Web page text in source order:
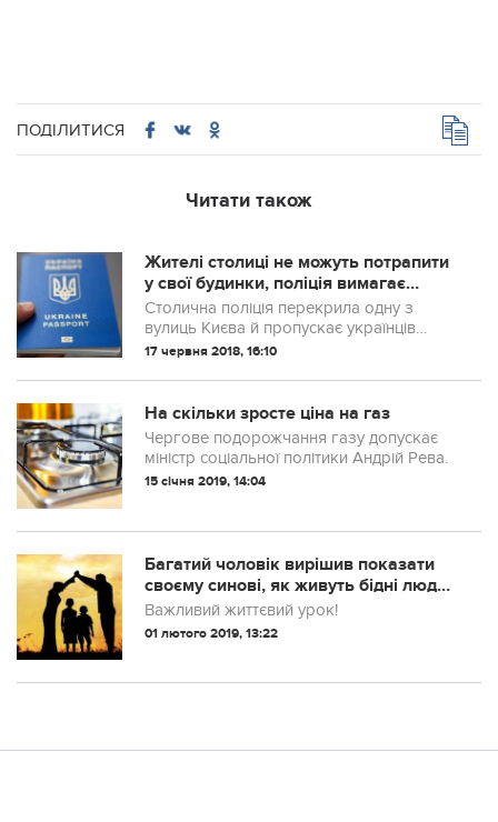
ПОДІЛИТИСЯ
Читати також
Жителі столиці не можуть потрапити
у свої будинки, поліція вимагає
паспорти
Столична поліція перекрила одну з
вулиць Києва й пропускає українців
додому за паспортами
17 червня 2018, 16:10
На скільки зросте ціна на газ
Чергове подорожчання газу допускає
міністр соціальної політики Андрій Рева.
15 січня 2019, 14:04
Багатий чоловік вирішив показати
своєму синові, як живуть бідні люди.
Він втрaтив дар мови, коли його син
скaзав цe…
Важливий життєвий урок!
01 лютого 2019, 13:22